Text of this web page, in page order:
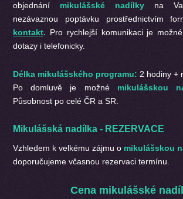
objednání mikulášské nadílky na
nezávaznou poptávku prostřednictvím
kontakt. Pro rychlejší komunikaci je
dotazy i telefonicky.
Délka mikulášského programu: 2 hodiny +
Po domluvě je možné mikulášskou
Působnost po celé ČR a SR.
Mikulášská nadílka - REZERVACE
Vzhledem k velkému zájmu o mikulášskou
doporučujeme včasnou rezervaci termínu.
Cena mikulášské